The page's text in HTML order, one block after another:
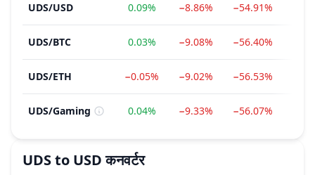
UDS/USD 0.09% −8.86% −54.91%
UDS/BTC 0.03% −9.08% −56.40%
UDS/ETH −0.05% −9.02% −56.53%
UDS/Gaming 0.04% −9.33% −56.07%
UDSto USD कनवर्टर